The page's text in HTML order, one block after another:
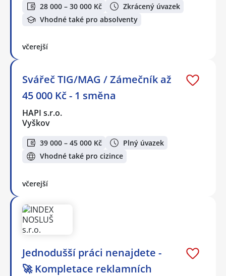
28 000 – 30 000 Kč
Zkrácený úvazek
Vhodné také pro absolventy
včerejší
Svářeč TIG/MAG / Zámečník až
45 000 Kč - 1 směna
HAPI s.r.o.
Vyškov
39 000 – 45 000 Kč
Plný úvazek
Vhodné také pro cizince
včerejší
Jednodušší práci nenajdete -
🚀 Kompletace reklamních